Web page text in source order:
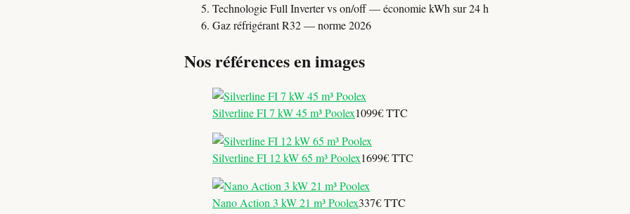
Technologie Full Inverter vs on/off — économie kWh sur 24 h
Gaz réfrigérant R32 — norme 2026
Nos références en images
Silverline FI 7 kW 45 m³ Poolex1099€ TTC
Silverline FI 12 kW 65 m³ Poolex1699€ TTC
Nano Action 3 kW 21 m³ Poolex337€ TTC